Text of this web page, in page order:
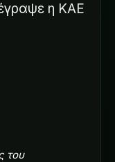
η ΚΑΕ
του